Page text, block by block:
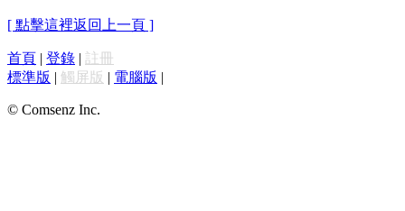
[ 點擊這裡返回上一頁 ]
首頁 | 登錄 | 註冊
標準版 | 觸屏版 | 電腦版 |
© Comsenz Inc.